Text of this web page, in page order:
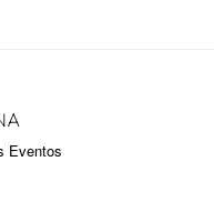
Eventos